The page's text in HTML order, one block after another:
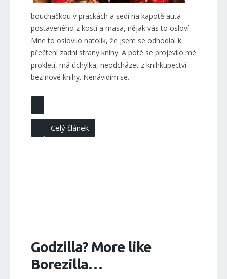
bouchačkou v prackách a sedí na kapotě auta
postaveného z kostí a masa, nějak vás to osloví.
Mne to oslovilo natolik, že jsem se odhodlal k
přečtení zadní strany knihy. A poté se projevilo mé
prokletí, má úchylka, neodcházet z knihkupectví
bez nové knihy. Nenávidím se.
Celý článek
Godzilla? More like
Borezilla…